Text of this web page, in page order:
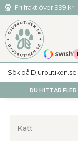
Meny
Fri frakt över 999 kr
Hämta och
DU HITTAR
Katt